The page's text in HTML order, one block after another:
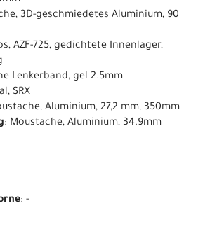
3D-geschmiedetes Aluminium, 90
AZF-725, gedichtete Innenlager,
Lenkerband, gel 2.5mm
SRX
Aluminium, 27,2 mm, 350mm
: Moustache, Aluminium, 34.9mm
: -